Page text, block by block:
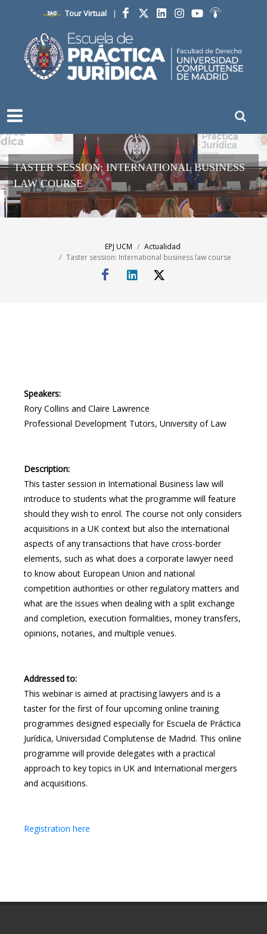
Tour Virtual |
Facebook
TASTER SESSION: INTERNATIONAL BUSINESS
LAW COURSE
EPJ UCM
Actualidad
Taster session: International business law course
Speakers:
Rory Collins and Claire Lawrence
Professional Development Tutors, University of Law
Description:
This taster session in International Business law will
introduce to students what the programme will feature
should they wish to enrol. The course not only considers
acquisitions in a UK context but also the international
aspects of any transactions that have cross-border
elements, such as what does a corporate lawyer need
to know about European Union and national
competition authorities or other regulatory matters and
what are the issues when dealing with a split exchange
and completion, execution formalities, money transfers,
opinions, notaries, and multiple venues.
Addressed to:
This webinar is aimed at practising lawyers and is a
taster for the first of four upcoming online training
programmes designed especially for Escuela de Práctica
Jurídica, Universidad Complutense de Madrid. This online
programme will provide delegates with a practical
approach to key topics in UK and International mergers
and acquisitions.
Registration here